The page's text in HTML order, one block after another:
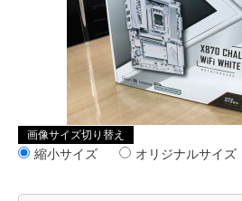
画像サイズ切り替え
縮小サイズ オリジナルサイズ